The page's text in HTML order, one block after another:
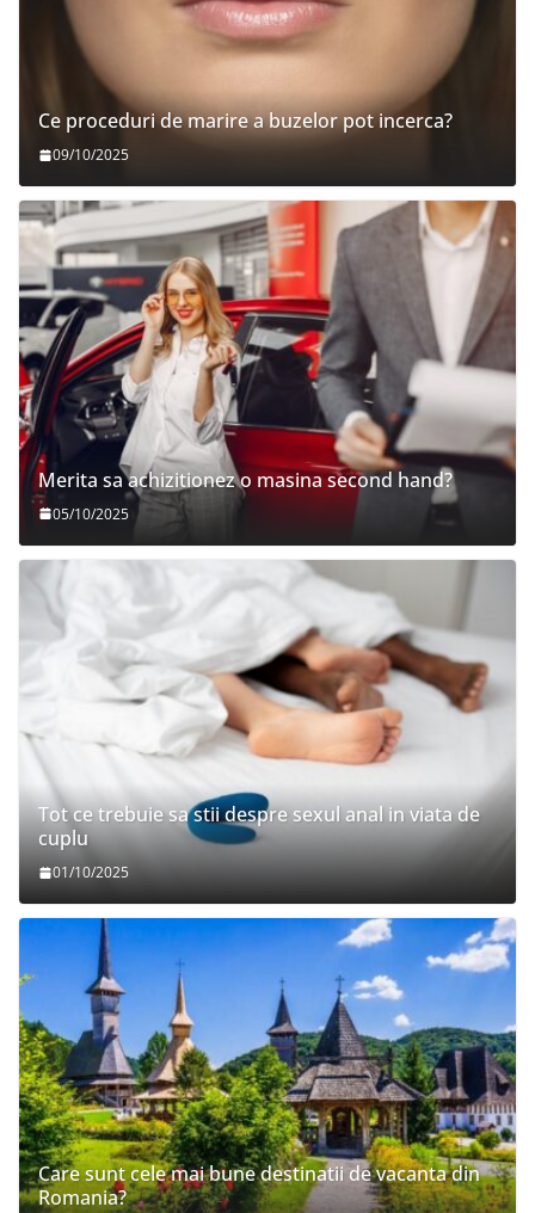
Ce proceduri de marire a buzelor pot incerca?
09/10/2025
Merita sa achizitionez o masina second hand?
05/10/2025
Tot ce trebuie sa stii despre sexul anal in viata de
cuplu
01/10/2025
Care sunt cele mai bune destinatii de vacanta din
Romania?